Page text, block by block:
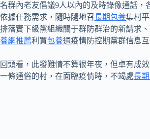
名群內老友倡議9人以內的及時錄像通話，
依據任務需求，隨時隨地召長期包養集村
排落實下級黨組織關于群防群治的新請求
養網推薦利買包養通疫情防控期黨群信息
回頭看，此發難情不算很年夜，但卓有成
一條通俗的村，在面臨疫情時，不竭處長